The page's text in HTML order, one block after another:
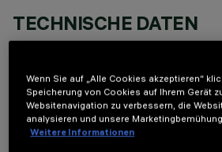
TECHNISCHE DATEN
BESCHREIBUNG
Miniaturisierte, rechteckige
Elementen mit LED-Lampen - feste
Wenn Sie auf „Alle Cookies akzeptieren“
Speicherung von Cookies auf Ihrem Gerät
Websitenavigation zu verbessern, die
analysieren und unsere
Weitere Informationen